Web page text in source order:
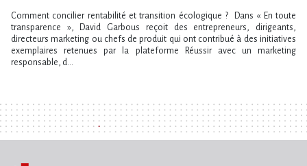
Comment concilier rentabilité et transition écologique ? Dans « En toute
transparence », David Garbous reçoit des entrepreneurs, dirigeants,
directeurs marketing ou chefs de produit qui ont contribué à des initiatives
exemplaires retenues par la plateforme Réussir avec un marketing
responsable, d...